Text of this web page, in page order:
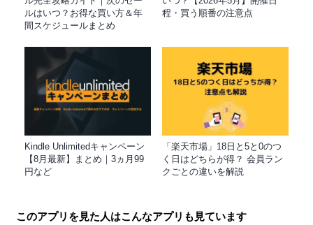
ルはいつ？お得な買い方＆年
間スケジュールまとめ
程・買う順番の注意点
Kindle Unlimitedキャンペーン
【8月最新】まとめ｜3ヵ月99
円など
「楽天市場」18日と5と0のつ
く日はどちらが得？ 会員ラン
クごとの違いを解説
このアプリを見た人はこんなアプリも見ています